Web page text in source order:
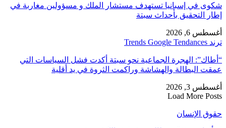
شكوى في إسبانيا تستهدف مستشار الملك و مسؤولين مغاربة في
إطار التحقيق بأحداث سبتة
أغسطس 6, 2026
ترند Trends Google Tendances
“أطاك”: الهجرة الجماعية نحو سبتة أكدت فشل السياسات التي
عمقت البطالة والهشاشة وراكمت الثروة في يد أقلية
أغسطس 3, 2026
Load More Posts
حقوق الإنسان